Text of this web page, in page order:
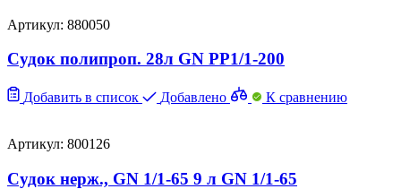
Артикул: 880050
Судок полипроп. 28л GN PP1/1-200
Добавить в список Добавлено К сравнению
Артикул: 800126
Судок нерж., GN 1/1-65 9 л GN 1/1-65